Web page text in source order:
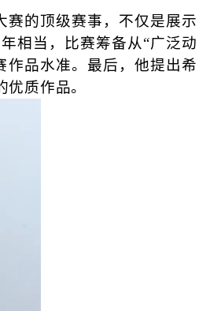
的顶级赛事，不仅是展示
相当，比赛筹备从“广泛动
作品水准。最后，他提出希
质作品。